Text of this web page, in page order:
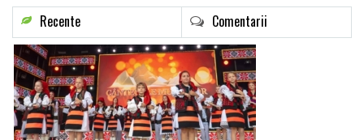
Recente Comentarii